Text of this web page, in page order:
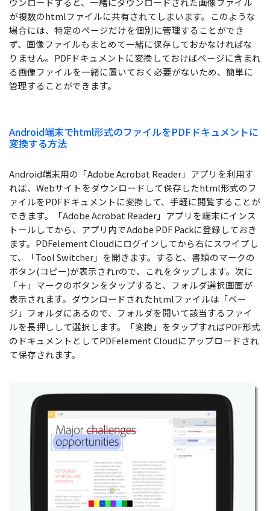
が複数のhtmlファイルに共有されてしまいます。このような
場合には、特定のページだけを個別に管理することができ
ず、画像ファイルもまとめて一緒に保存しておかなければな
りません。PDFドキュメントに変換しておけばページに含まれ
る画像ファイルを一緒に置いておく必要がないため、簡単に
管理することができます。
Android端末でhtml形式のファイルをPDFドキュメントに
変換する方法
Android端末用の「Adobe Acrobat Reader」アプリを利用す
れば、Webサイトをダウンロードして保存したhtml形式のフ
ァイルをPDFドキュメントに変換して、手軽に閲覧することが
できます。「Adobe Acrobat Reader」アプリを端末にインス
トールしてから、アプリ内でAdobe PDF Packに登録しておき
ます。PDFelement Cloudにログインしてから右にスワイプし
て、「Tool Switcher」を開きます。すると、書類のマークの
ボタン(コピー)が表示されrので、これをタップします。次に
「＋」マークのボタンをタップすると、フォルダ選択画面が
表示されます。ダウンロードされたhtmlファイルは「ペー
ジ」フォルダにあるので、フォルダを開いて該当するファイ
ルを長押しして選択します。「変換」をタップすればPDF形式
のドキュメントとしてPDFelement Cloudにアップロードされ
て保存されます。